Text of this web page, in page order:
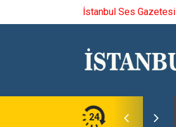
İstanbul Ses Gazetesi
24